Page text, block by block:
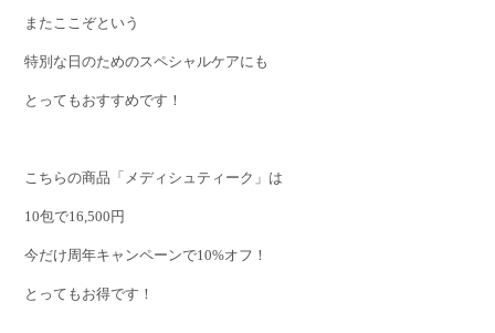
またここぞという
特別な日のためのスペシャルケアにも
とってもおすすめです！
こちらの商品「メディシュティーク」は
10包で16,500円
今だけ周年キャンペーンで10%オフ！
とってもお得です！